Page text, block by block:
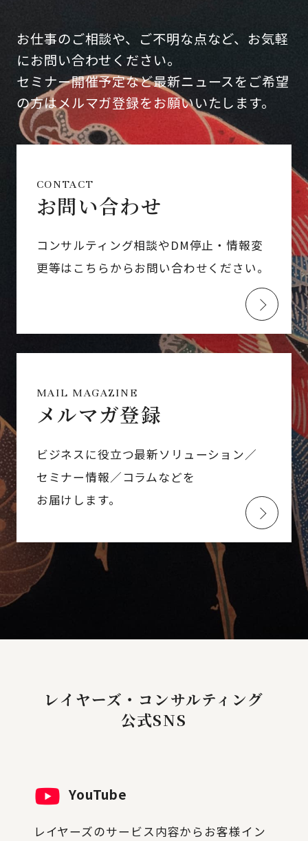
お仕事のご相談や、ご不明な点など、お気軽
にお問い合わせください。
セミナー開催予定など最新ニュースをご希望
の方はメルマガ登録をお願いいたします。
CONTACT
お問い合わせ
コンサルティング相談やDM停止・情報変
更等はこちらからお問い合わせください。
MAIL MAGAZINE
メルマガ登録
ビジネスに役立つ最新ソリューション／
セミナー情報／コラムなどを
お届けします。
レイヤーズ・コンサルティング
公式SNS
YouTube
レイヤーズのサービス内容からお客様イン